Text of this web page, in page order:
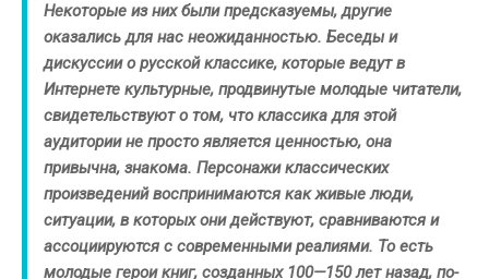
Некоторые из них были предсказуемы, другие
оказались для нас неожиданностью. Беседы и
дискуссии о русской классике, которые ведут в
Интернете культурные, продвинутые молодые читатели,
свидетельствуют о том, что классика для этой
аудитории не просто является ценностью, она
привычна, знакома. Персонажи классических
произведений воспринимаются как живые люди,
ситуации, в которых они действуют, сравниваются и
ассоциируются с современными реалиями. То есть
молодые герои книг, созданных 100—150 лет назад, по-